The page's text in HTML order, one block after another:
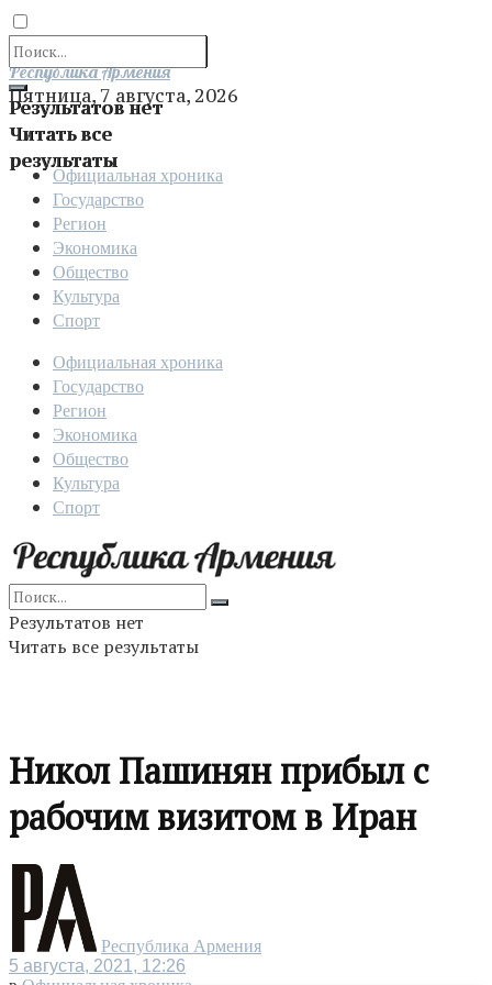
Результатов нет
Читать все
результаты
Отправить
Республика Армения
Пятница, 7 августа, 2026
Официальная хроника
Государство
Регион
Экономика
Общество
Культура
Спорт
Официальная хроника
Государство
Регион
Экономика
Общество
Культура
Спорт
Результатов нет
Читать все результаты
Никол Пашинян прибыл с
рабочим визитом в Иран
Республика Армения
5 августа, 2021, 12:26